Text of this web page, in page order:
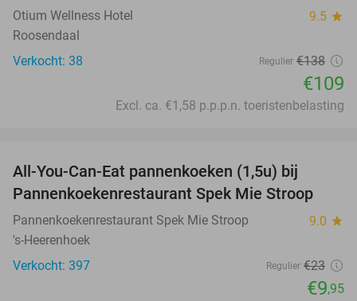
Otium Wellness Hotel 9.5 star
Roosendaal
Verkocht: 38
Regulier €138
€109
Excl. ca. €1,58 p.p.p.n. toeristenbelasting
All-You-Can-Eat pannenkoeken (1,5u) bij
Pannenkoekenrestaurant Spek Mie Stroop
Pannenkoekenrestaurant Spek Mie Stroop 9.0 star
's-Heerenhoek
Verkocht: 397
Regulier €23
€9,95